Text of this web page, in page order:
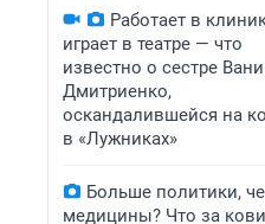
Работает в
играет в театре — что
известно о сестре Вани
Дмитриенко,
оскандалившейся на
в «Лужниках»
Больше политики,
медицины? Что за